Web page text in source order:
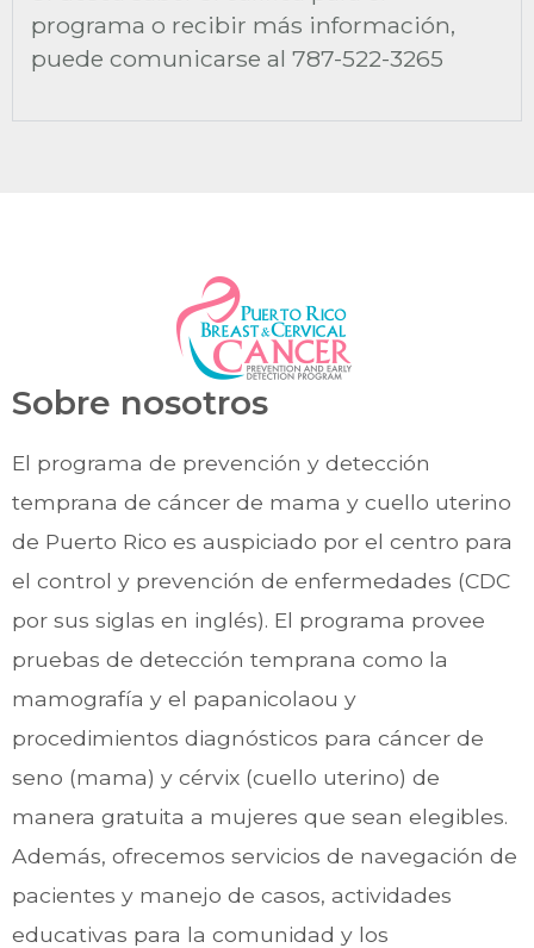
programa o recibir más información,
puede comunicarse al 787-522-3265
Sobre nosotros
El programa de prevención y detección
temprana de cáncer de mama y cuello uterino
de Puerto Rico es auspiciado por el centro para
el control y prevención de enfermedades (CDC
por sus siglas en inglés). El programa provee
pruebas de detección temprana como la
mamografía y el papanicolaou y
procedimientos diagnósticos para cáncer de
seno (mama) y cérvix (cuello uterino) de
manera gratuita a mujeres que sean elegibles.
Además, ofrecemos servicios de navegación de
pacientes y manejo de casos, actividades
educativas para la comunidad y los